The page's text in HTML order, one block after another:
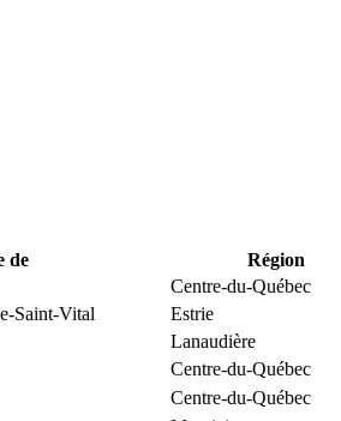
de Région
Centre-du-Québec
Saint-Vital Estrie
Lanaudière
Centre-du-Québec
Centre-du-Québec